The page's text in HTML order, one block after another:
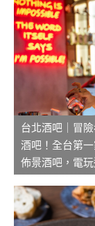
台北酒吧｜冒
酒吧！全台第
佈景酒吧，電